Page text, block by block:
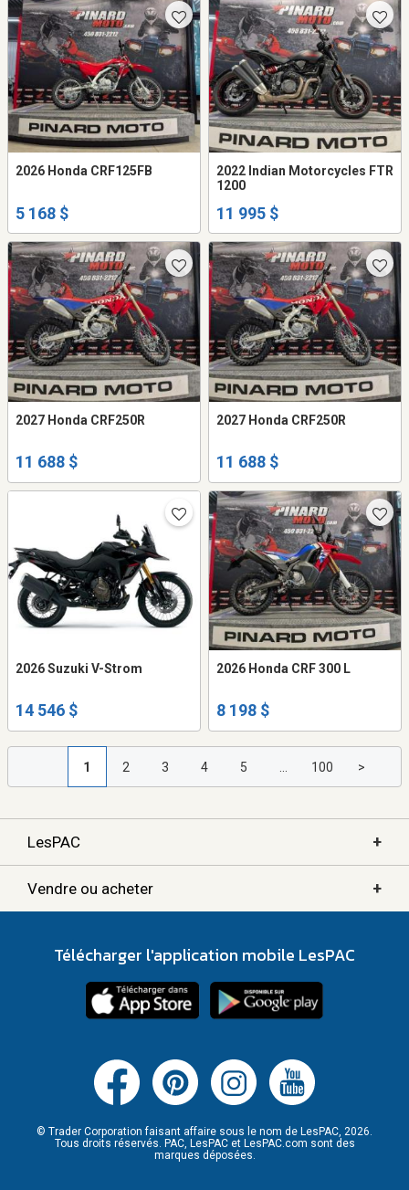
2026 Honda CRF125FB
5 168 $
2022 Indian Motorcycles FTR
1200
11 995 $
2027 Honda CRF250R
11 688 $
2027 Honda CRF250R
11 688 $
2026 Suzuki V-Strom
14 546 $
2026 Honda CRF 300 L
8 198 $
1 2 3 4 5 100 >
LesPAC +
Vendre ou acheter +
Télécharger l'application mobile LesPAC
© Trader Corporation faisant affaire sous le nom de LesPAC, 2026.
Tous droits réservés. PAC, LesPAC et LesPAC.com sont des
marques déposées.